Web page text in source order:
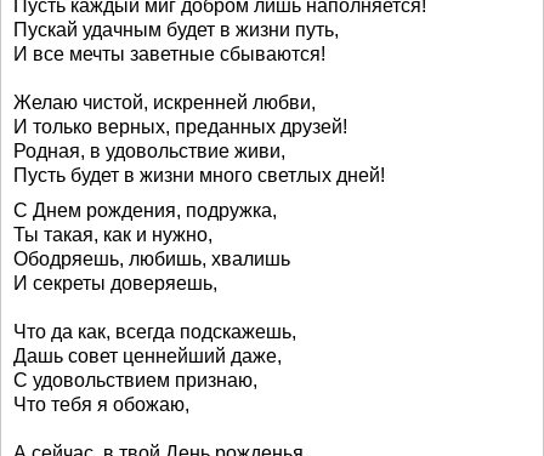
Пусть каждый миг добром лишь наполняется!
Пускай удачным будет в жизни путь,
И все мечты заветные сбываются!
Желаю чистой, искренней любви,
И только верных, преданных друзей!
Родная, в удовольствие живи,
Пусть будет в жизни много светлых дней!
С Днем рождения, подружка,
Ты такая, как и нужно,
Ободряешь, любишь, хвалишь
И секреты доверяешь,
Что да как, всегда подскажешь,
Дашь совет ценнейший даже,
С удовольствием признаю,
Что тебя я обожаю,